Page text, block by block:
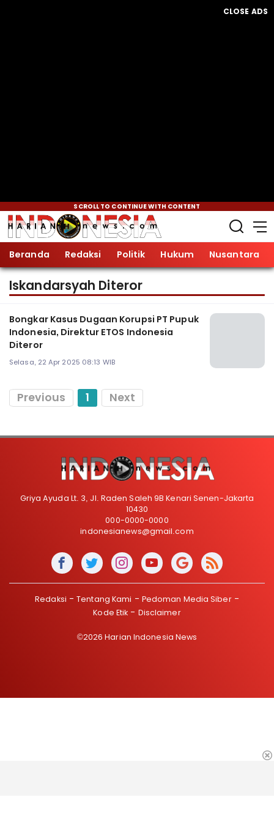
CLOSE ADS
SCROLL TO CONTINUE WITH CONTENT
Beranda Redaksi Politik Hukum Nusantara
Iskandarsyah Diteror
Bongkar Kasus Dugaan Korupsi PT Pupuk
Indonesia, Direktur ETOS Indonesia
Diteror
Selasa, 22 Apr 2025 08:13 WIB
Previous 1 Next
Griya Ayuda Lt. 3, Jl. Raden Saleh 9B Kenari Senen-Jakarta
10430
000-0000-0000
indonesianews@gmail.com
Redaksi Tentang Kami
Pedoman Media Siber
Kode Etik
Disclaimer
©2026 Harian Indonesia News